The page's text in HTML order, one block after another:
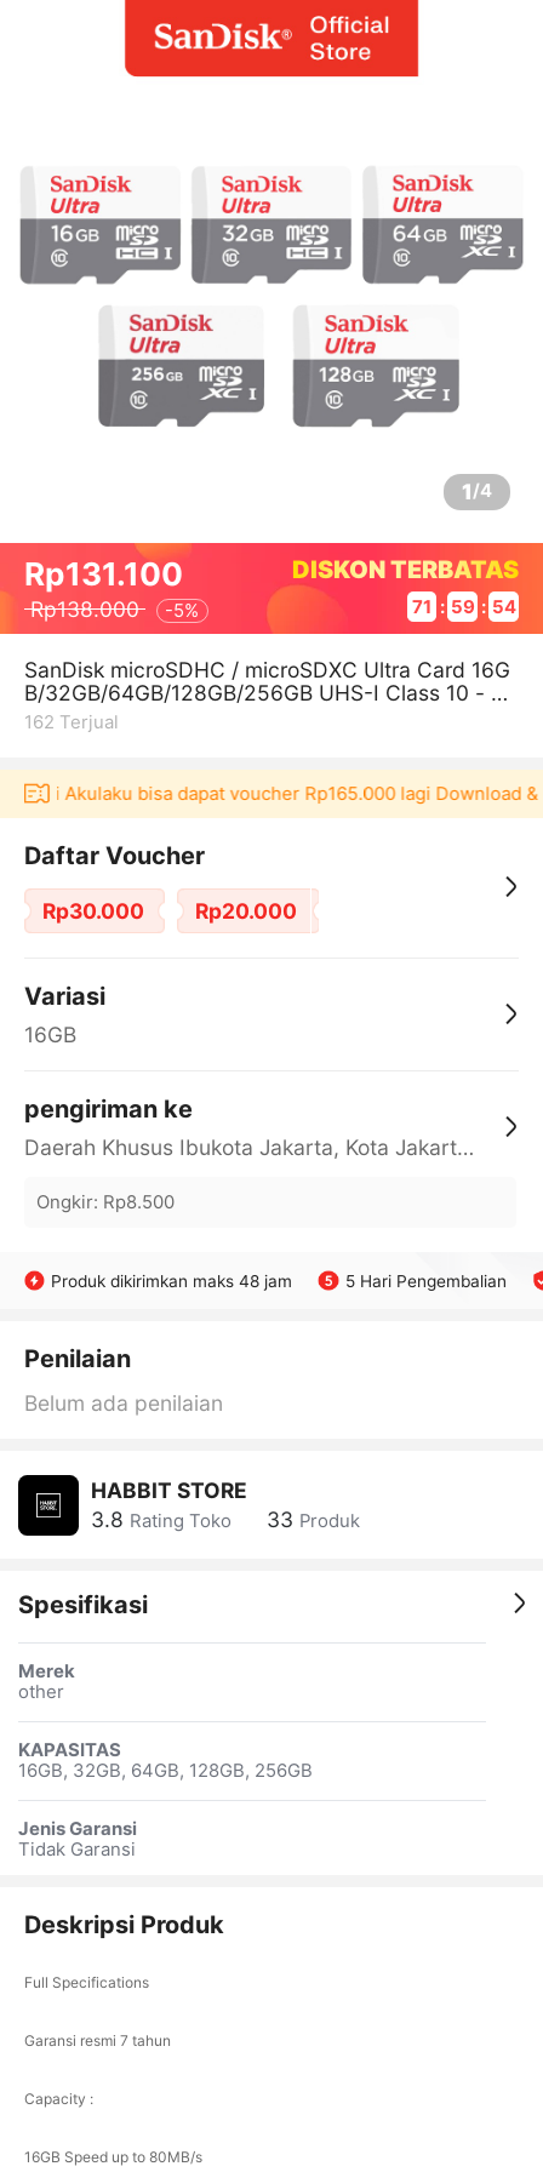
1/4
Rp131.100
Rp138.000 -5%
DISKON TERBATAS
71 : 59 : 54
SanDisk microSDHC / microSDXC Ultra Card 16G
B/32GB/64GB/128GB/256GB UHS-I Class 10 - Q
UNR
162 Terjual
Akulaku bisa dapat voucher Rp165.000 lagi Download &
Daftar Voucher
Rp30.000 Rp20.000
Variasi
16GB
pengiriman ke
Daerah Khusus Ibukota Jakarta, Kota Jakarta Barat, Cengkareng, yy
Ongkir: Rp8.500
Produk dikirimkan maks 48 jam 5 Hari Pengembalian
Penilaian
Belum ada penilaian
HABBIT STORE
3.8 Rating Toko 33 Produk
Spesifikasi
Merek
other
KAPASITAS
16GB, 32GB, 64GB, 128GB, 256GB
Jenis Garansi
Tidak Garansi
Deskripsi Produk
Full Specifications
Garansi resmi 7 tahun
Capacity :
16GB Speed up to 80MB/s